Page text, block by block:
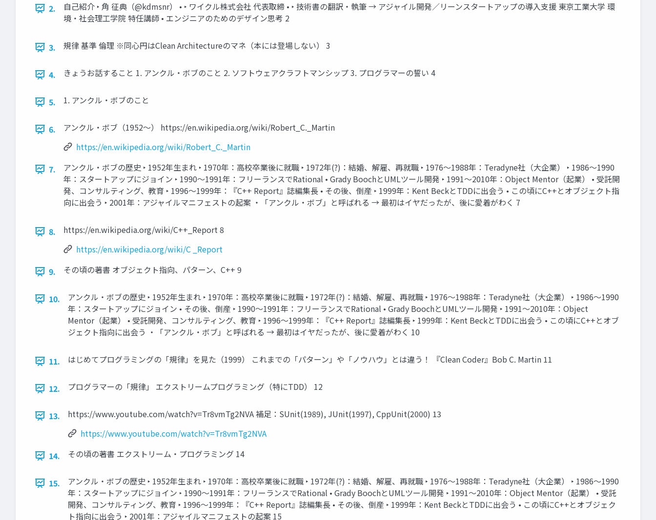
2.
自己紹介 ‣ 角 征典（@kdmsnr） • ‣ ワイクル株式会社 代表取締 • ‣ 技術書の翻訳・執筆 → アジャイル開発／リーンスタートアップの導入支援 東京工業大学 環
境・社会理工学院 特任講師 • エンジニアのためのデザイン思考 2
3. 規律 基準 倫理 ※同心円はClean Architectureのマネ（本には登場しない） 3
4. きょうお話すること 1. アンクル・ボブのこと 2. ソフトウェアクラフトマンシップ 3. プログラマーの誓い 4
5. 1. アンクル・ボブのこと
6.
アンクル・ボブ（1952〜） https://en.wikipedia.org/wiki/Robert_C._Martin
https://en.wikipedia.org/wiki/Robert_C._Martin
7.
アンクル・ボブの歴史 ‣ 1952年生まれ ‣ 1970年：高校卒業後に就職 ‣ 1972年(?)：結婚、解雇、再就職 ‣ 1976〜1988年：Teradyne社（大企業） ‣ 1986〜1990
年：スタートアップにジョイン ‣ 1990〜1991年：フリーランスでRational • Grady BoochとUMLツール開発 ‣ 1991〜2010年：Object Mentor（起業） • 受託開
発、コンサルティング、教育 ‣ 1996〜1999年：『C++ Report』誌編集長 • その後、倒産 ‣ 1999年：Kent BeckとTDDに出会う • この頃にC++とオブジェクト指
向に出会う ‣ 2001年：アジャイルマニフェストの起案 ・「アンクル・ボブ」と呼ばれる → 最初はイヤだったが、後に愛着がわく 7
8.
https://en.wikipedia.org/wiki/C++_Report 8
https://en.wikipedia.org/wiki/C _Report
9.
その頃の著書 オブジェクト指向、パターン、C++ 9
10.
アンクル・ボブの歴史 ‣ 1952年生まれ ‣ 1970年：高校卒業後に就職 ‣ 1972年(?)：結婚、解雇、再就職 ‣ 1976〜1988年：Teradyne社（大企業） ‣ 1986〜1990
年：スタートアップにジョイン • その後、倒産 ‣ 1990〜1991年：フリーランスでRational • Grady BoochとUMLツール開発 ‣ 1991〜2010年：Object
Mentor（起業） • 受託開発、コンサルティング、教育 ‣ 1996〜1999年：『C++ Report』誌編集長 ‣ 1999年：Kent BeckとTDDに出会う • この頃にC++とオブ
ジェクト指向に出会う ・「アンクル・ボブ」と呼ばれる → 最初はイヤだったが、後に愛着がわく 10
11. はじめてプログラミングの「規律」を見た（1999） これまでの「パターン」や「ノウハウ」とは違う！ 『Clean Coder』Bob C. Martin 11
12. プログラマーの「規律」 エクストリームプログラミング（特にTDD） 12
13.
https://www.youtube.com/watch?v=Tr8vmTg2NVA 補足：SUnit(1989), JUnit(1997), CppUnit(2000) 13
https://www.youtube.com/watch?v=Tr8vmTg2NVA
14.
その頃の著書 エクストリーム・プログラミング 14
15.
アンクル・ボブの歴史 ‣ 1952年生まれ ‣ 1970年：高校卒業後に就職 ‣ 1972年(?)：結婚、解雇、再就職 ‣ 1976〜1988年：Teradyne社（大企業） ‣ 1986〜1990
年：スタートアップにジョイン ‣ 1990〜1991年：フリーランスでRational • Grady BoochとUMLツール開発 ‣ 1991〜2010年：Object Mentor（起業） • 受託
開発、コンサルティング、教育 ‣ 1996〜1999年：『C++ Report』誌編集長 • その後、倒産 ‣ 1999年：Kent BeckとTDDに出会う • この頃にC++とオブジェク
ト指向に出会う ‣ 2001年：アジャイルマニフェストの起案 15